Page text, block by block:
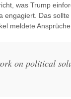
was Trump
engagiert. Das
meldete
on political